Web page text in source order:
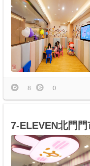
最新留言
商家合作
推薦景點
討論區
聯絡我們
8 0
7-ELEVEN北門